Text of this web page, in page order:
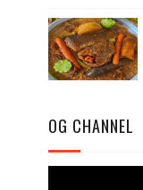
OG CHANNEL